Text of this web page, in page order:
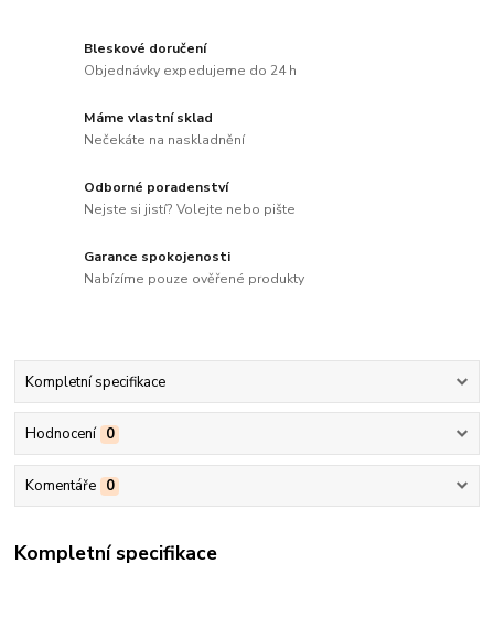
Bleskové doručení
Objednávky expedujeme do 24 h
Máme vlastní sklad
Nečekáte na naskladnění
Odborné poradenství
Nejste si jistí? Volejte nebo pište
Garance spokojenosti
Nabízíme pouze ověřené produkty
Kompletní specifikace
Hodnocení 0
Komentáře 0
Kompletní specifikace